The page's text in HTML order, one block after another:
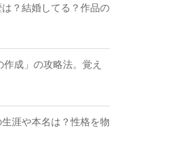
？結婚してる？作品の
成」の攻略法。覚え
涯や本名は？性格を物